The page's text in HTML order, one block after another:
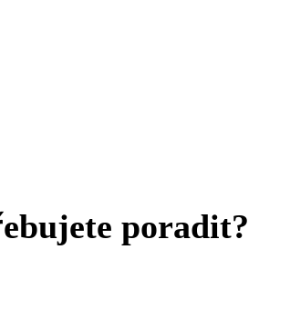
poradit?